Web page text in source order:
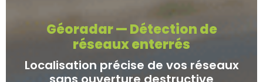
Géoradar — Détection de
réseaux enterrés
Localisation précise de vos réseaux